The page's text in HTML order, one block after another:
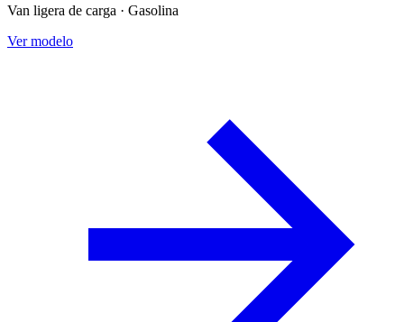
Van ligera de carga · Gasolina
Ver modelo